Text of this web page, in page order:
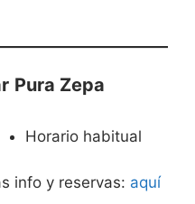
Pura Zepa
Horario habitual
info y reservas: aquí